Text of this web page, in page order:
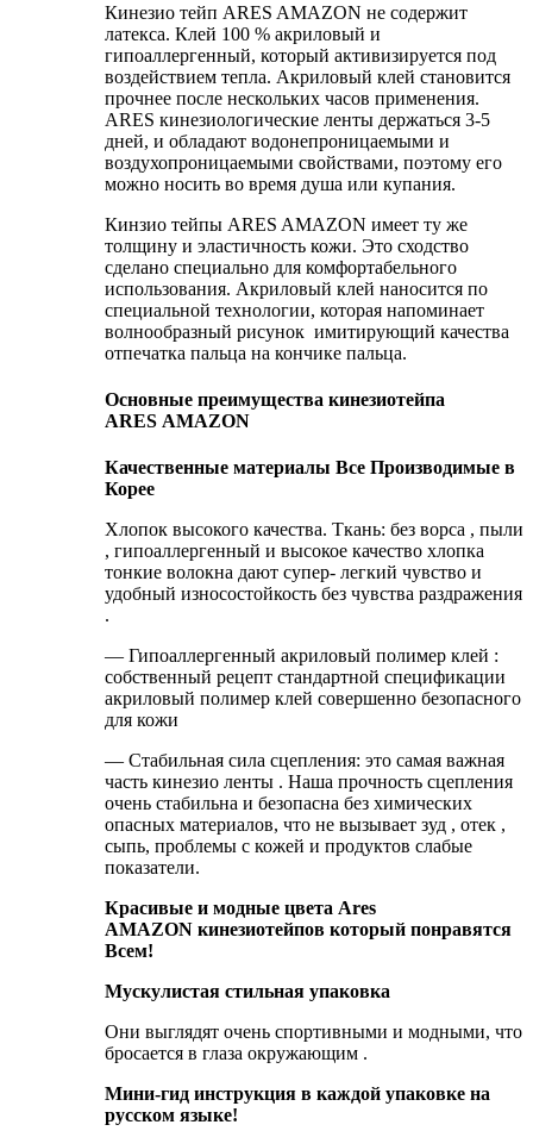
Кинезио тейп ARES AMAZON не содержит
латекса. Клей 100 % акриловый и
гипоаллергенный, который активизируется под
воздействием тепла. Акриловый клей становится
прочнее после нескольких часов применения.
ARES кинезиологические ленты держаться 3-5
дней, и обладают водонепроницаемыми и
воздухопроницаемыми свойствами, поэтому его
можно носить во время душа или купания.
Кинзио тейпы ARES AMAZON имеет ту же
толщину и эластичность кожи. Это сходство
сделано специально для комфортабельного
использования. Акриловый клей наносится по
специальной технологии, которая напоминает
волнообразный рисунок имитирующий качества
отпечатка пальца на кончике пальца.
Основные преимущества кинезиотейпа
ARES AMAZON
Качественные материалы Все Производимые в
Корее
Хлопок высокого качества. Ткань: без ворса , пыли
, гипоаллергенный и высокое качество хлопка
тонкие волокна дают супер- легкий чувство и
удобный износостойкость без чувства раздражения
.
— Гипоаллергенный акриловый полимер клей :
собственный рецепт стандартной спецификации
акриловый полимер клей совершенно безопасного
для кожи
— Стабильная сила сцепления: это самая важная
часть кинезио ленты . Наша прочность сцепления
очень стабильна и безопасна без химических
опасных материалов, что не вызывает зуд , отек ,
сыпь, проблемы с кожей и продуктов слабые
показатели.
Красивые и модные цвета Ares
AMAZON кинезиотейпов который понравятся
Всем!
Мускулистая стильная упаковка
Они выглядят очень спортивными и модными, что
бросается в глаза окружающим .
Мини-гид инструкция в каждой упаковке на
русском языке!